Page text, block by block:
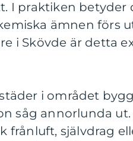
I praktiken betyder
ämnen förs
i Skövde är detta
i området
såg annorlunda ut.
frånluft, självdrag